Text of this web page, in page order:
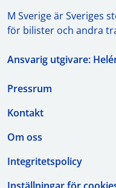
M Sverige är Sveriges
för bilister och andra
Ansvarig utgivare:
Pressrum
Kontakt
Om oss
Integritetspolicy